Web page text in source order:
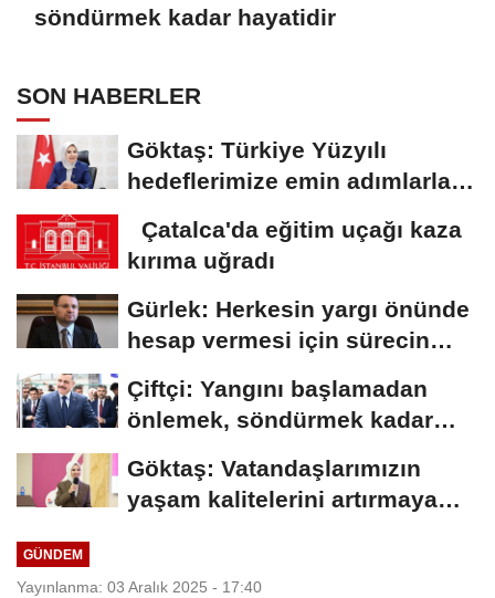
söndürmek kadar hayatidir
SON HABERLER
Göktaş: Türkiye Yüzyılı
hedeflerimize emin adımlarla
Çatalca'da eğitim uçağı kaza
kırıma uğradı
Gürlek: Herkesin yargı önünde
hesap vermesi için sürecin
Çiftçi: Yangını başlamadan
önlemek, söndürmek kadar
Göktaş: Vatandaşlarımızın
yaşam kalitelerini artırmaya
GÜNDEM
Yayınlanma: 03 Aralık 2025 - 17:40